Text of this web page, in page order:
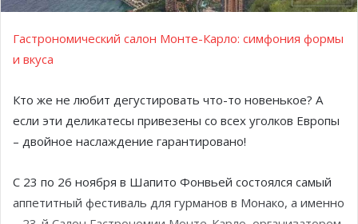
Гастрономический салон Монте-Карло: симфония формы
и вкуса
Кто же не любит дегустировать что-то новенькое? А
если эти деликатесы привезены со всех уголков Европы
– двойное наслаждение гарантировано!
С 23 по 26 ноября в Шапито Фонвьей состоялся самый
аппетитный фестиваль для гурманов в Монако, а именно